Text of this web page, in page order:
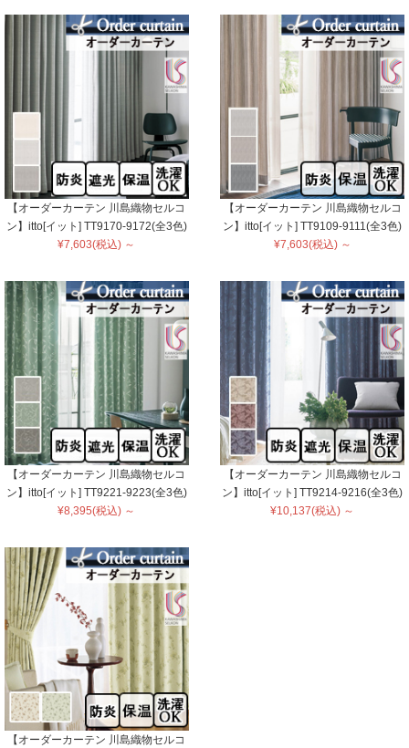
【オーダーカーテン 川島織物セルコ
ン】itto[イット] TT9170-9172(全3色)
¥7,603(税込) ～
【オーダーカーテン 川島織物セルコ
ン】itto[イット] TT9109-9111(全3色)
¥7,603(税込) ～
【オーダーカーテン 川島織物セルコ
ン】itto[イット] TT9221-9223(全3色)
¥8,395(税込) ～
【オーダーカーテン 川島織物セルコ
ン】itto[イット] TT9214-9216(全3色)
¥10,137(税込) ～
【オーダーカーテン 川島織物セルコ